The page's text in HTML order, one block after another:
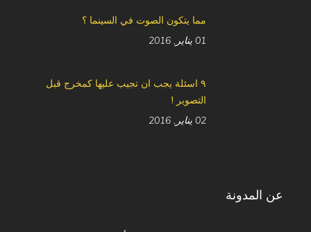
مما يتكون الصوت في السينما ؟
01 يناير, 2016
٩ اسئلة يجب ان تجيب عليها كمخرج قبل
التصوير !
02 يناير, 2016
عن المدونة